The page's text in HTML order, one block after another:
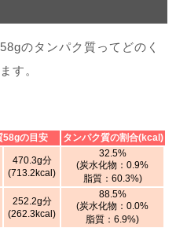
のタンパク質ってどのく
す。
58gの目安 タンパク質の割合(kcal)
470.3g分
(713.2kcal)
32.5%
(炭水化物：0.9%
脂質：60.3%)
252.2g分
(262.3kcal)
88.5%
(炭水化物：0.0%
脂質：6.9%)